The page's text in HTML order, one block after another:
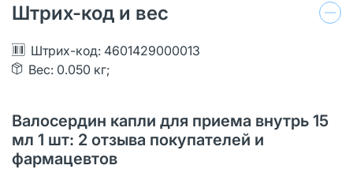
Штрих-код и вес
Штрих-код: 4601429000013
Вес: 0.050 кг;
Валосердин капли для приема внутрь 15
мл 1 шт: 2 отзыва покупателей и
фармацевтов